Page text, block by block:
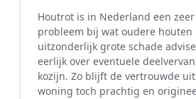
Houtrot is in Nederland een
probleem bij wat oudere houten
uitzonderlijk grote schade
eerlijk over eventuele
kozijn. Zo blijft de vertrouwde
woning toch prachtig en